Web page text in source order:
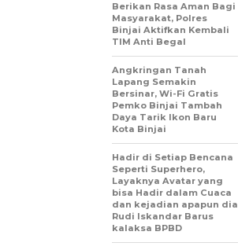
Berikan Rasa Aman Bagi
Masyarakat, Polres
Binjai Aktifkan Kembali
TIM Anti Begal
Angkringan Tanah
Lapang Semakin
Bersinar, Wi-Fi Gratis
Pemko Binjai Tambah
Daya Tarik Ikon Baru
Kota Binjai
Hadir di Setiap Bencana
Seperti Superhero,
Layaknya Avatar yang
bisa Hadir dalam Cuaca
dan kejadian apapun dia
Rudi Iskandar Barus
kalaksa BPBD